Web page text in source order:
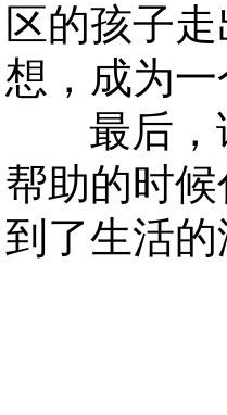
区的孩子
想，成为
最后，请
帮助的时
到了生活